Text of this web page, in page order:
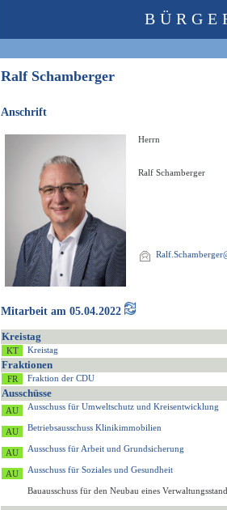
Ralf Schamberger
Anschrift
Herrn
Ralf Schamberger
Mitarbeit am 05.04.2022
Kreistag
Kreistag
Fraktionen
Fraktion der CDU
Ausschüsse
Ausschuss für Umweltschutz und Kreisentwicklung
Betriebsausschuss Klinikimmobilien
Ausschuss für Arbeit und Grundsicherung
Ausschuss für Soziales und Gesundheit
Bauausschuss für den Neubau eines